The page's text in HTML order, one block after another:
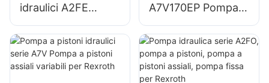
idraulici A2FE
90/61W Motore a
pistoni assiali fissi
per Bosch Rexroth
A7V170EP Pompa
idraulica a
cilindrata variabile
per Rexroth